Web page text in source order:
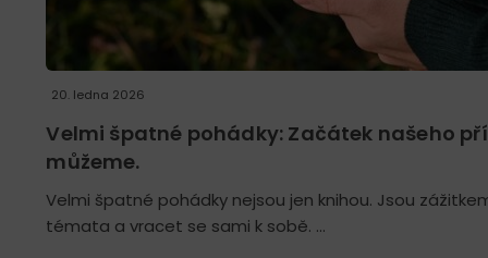
20. ledna 2026
Velmi špatné pohádky: Začátek našeho
můžeme.
Velmi špatné pohádky nejsou jen knihou. Jsou
témata a vracet se sami k sobě. …